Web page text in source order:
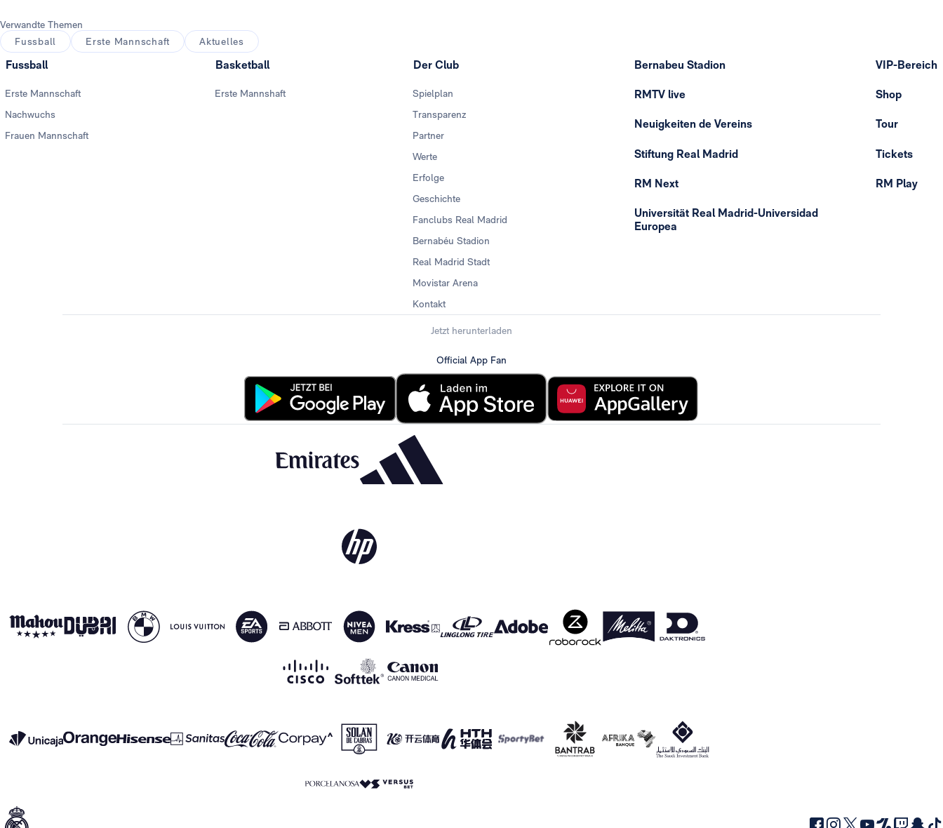
Verwandte Themen
Fussball
Erste Mannschaft Aktuelles
Fussball
Erste Mannschaft
Nachwuchs
Frauen Mannschaft
Basketball
Erste Mannshaft
Der Club
Spielplan
Transparenz
Partner
Werte
Erfolge
Geschichte
Fanclubs Real Madrid
Bernabéu Stadion
Real Madrid Stadt
Movistar Arena
Kontakt
Bernabeu Stadion
RMTV live
Neuigkeiten de Vereins
Stiftung Real Madrid
RM Next
Universität Real Madrid-Universidad
Europea
VIP-Bereich
Shop
Tour
Tickets
RM Play
Jetzt herunterladen
Official App Fan